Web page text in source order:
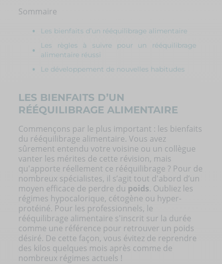
Sommaire
Les bienfaits d’un rééquilibrage alimentaire
Les règles à suivre pour un rééquilibrage
alimentaire réussi
Le développement de nouvelles habitudes
LES BIENFAITS D’UN
RÉÉQUILIBRAGE ALIMENTAIRE
Commençons par le plus important : les bienfaits
du rééquilibrage alimentaire. Vous avez
sûrement entendu votre voisine ou un collègue
vanter les mérites de cette révision, mais
qu'apporte réellement ce rééquilibrage ? Pour de
nombreux spécialistes, il s’agit tout d'abord d’un
moyen efficace de perdre du poids. Oubliez les
régimes hypocalorique, cétogène ou hyper-
protéiné. Pour les professionnels, le
rééquilibrage alimentaire s'inscrit sur la durée
comme une référence pour retrouver un poids
désiré. De cette façon, vous évitez de reprendre
des kilos quelques mois après comme de
nombreux régimes actuels !